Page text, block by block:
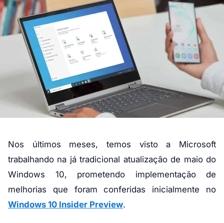
Nos últimos meses, temos visto a Microsoft
trabalhando na já tradicional atualização de maio do
Windows 10, prometendo implementação de
melhorias que foram conferidas inicialmente no
Windows 10 Insider Preview.